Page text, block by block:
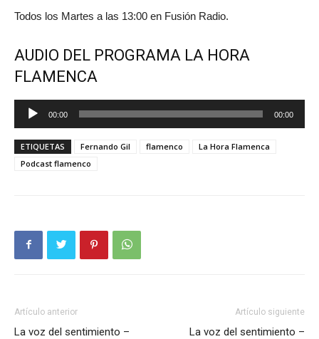
Todos los Martes a las 13:00 en Fusión Radio.
AUDIO DEL PROGRAMA LA HORA
FLAMENCA
Reproductor
de
audio
00:00 00:00
ETIQUETAS Fernando Gil flamenco
La Hora Flamenca
Podcast flamenco
Artículo anterior
La voz del sentimiento –
Artículo siguiente
La voz del sentimiento –